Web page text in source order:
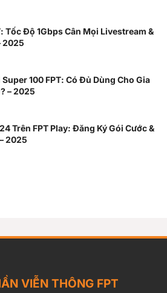
Tốc Độ 1Gbps Cân Mọi Livestream &
2025
100 FPT: Có Đủ Dùng Cho Gia
– 2025
Trên FPT Play: Đăng Ký Gói Cước &
2025
VIỄN THÔNG FPT